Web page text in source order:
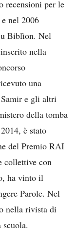
recensioni per le
nel 2006
Biblìon. Nel
nella
una
e gli altri
della tomba
è stato
del Premio RAI
collettive con
ha vinto il
Parole. Nel
nella rivista di